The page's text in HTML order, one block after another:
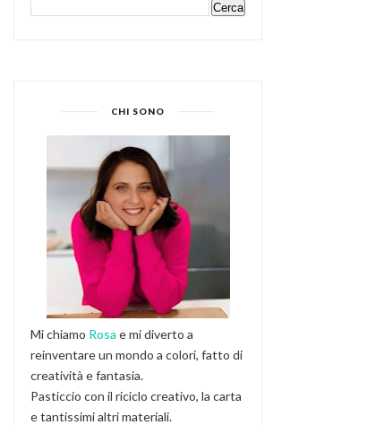
CHI SONO
Mi chiamo Rosa e mi diverto a
reinventare un mondo a colori, fatto di
creatività e fantasia.
Pasticcio con il riciclo creativo, la carta
e tantissimi altri materiali.